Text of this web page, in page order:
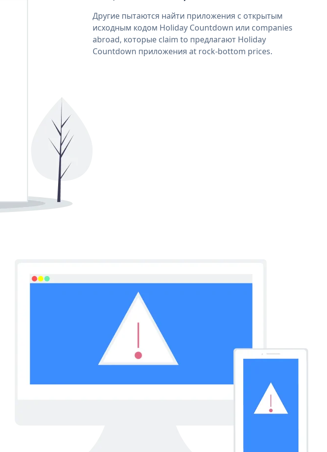
Другие пытаются найти приложения с открытым
исходным кодом Holiday Countdown или companies
abroad, которые claim to предлагают Holiday
Countdown приложения at rock-bottom prices.